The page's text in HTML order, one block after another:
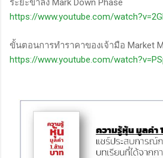
ระยะขาลง Mark Down Phase
https://www.youtube.com/
ขั้นตอนการทำราคาของเจ้ามือ Market
https://www.youtube.com/